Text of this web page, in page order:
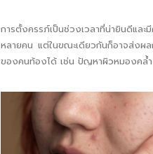
การตั้งครรภ์เป็นช่วงเวลาที่น่ายินดีและ
หลายคน แต่ในขณะเดียวกันก็อาจส่งผ
ของคนท้องได้ เช่น ปัญหาผิวหมองคล้ำ